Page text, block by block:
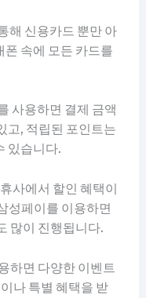
해 신용카드 뿐만 아
속에 모든 카드를
사용하면 결제 금액
고, 적립된 포인트는
있습니다.
사에서 할인 혜택이
성페이를 이용하면
많이 진행됩니다.
하면 다양한 이벤트
나 특별 혜택을 받